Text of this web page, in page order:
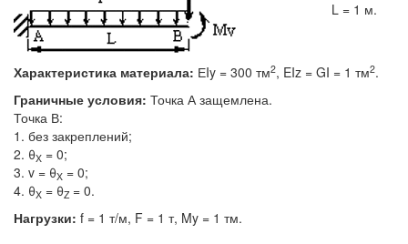
L = 1 м.
Характеристика материала: ЕIy = 300 тм2, EIz = GI = 1 тм2.
Граничные условия: Точка А защемлена.
Точка В:
1. без закреплений;
2. θX = 0;
3. v = θX = 0;
4. θX = θZ = 0.
Нагрузки: f = 1 т/м, F = 1 т, My = 1 тм.